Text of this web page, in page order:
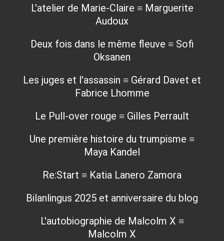
L'atelier de Marie-Claire ≡ Marguerite
Audoux
Deux fois dans le même fleuve ≡ Sofi
Oksanen
Les juges et l'assassin ≡ Gérard Davet et
Fabrice Lhomme
Le Pull-over rouge ≡ Gilles Perrault
Une première histoire du trumpisme ≡
Maya Kandel
Re:Start ≡ Katia Lanero Zamora
Bilanlingus 2025 et anniversaire du blog
L'autobiographie de Malcolm X ≡
Malcolm X